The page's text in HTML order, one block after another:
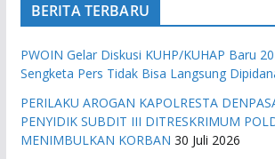
BERITA TERBARU
PWOIN Gelar Diskusi KUHP/KUHAP Baru
Sengketa Pers Tidak Bisa Langsung
PERILAKU AROGAN KAPOLRESTA
PENYIDIK SUBDIT III DITRESKRIMUM
MENIMBULKAN KORBAN 30 Juli 2026